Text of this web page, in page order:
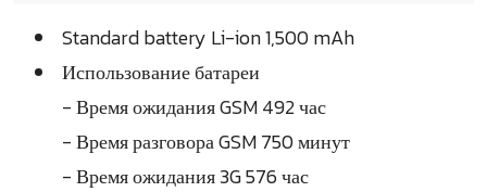
Standard battery Li-ion 1,500 mAh
Использование батареи
- Время ожидания GSM 492 час
- Время разговора GSM 750 минут
- Время ожидания 3G 576 час